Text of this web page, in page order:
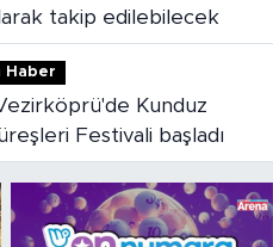
takip edilebilecek
Haber
Festivali başladı